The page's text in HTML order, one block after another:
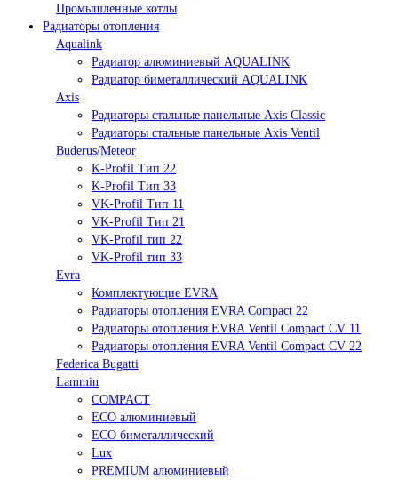
Промышленные котлы
Радиаторы отопления
Aqualink
Радиатор алюминиевый AQUALINK
Радиатор биметаллический AQUALINK
Axis
Радиаторы стальные панельные Axis Classic
Радиаторы стальные панельные Axis Ventil
Buderus/Meteor
K-Profil Тип 22
K-Profil Тип 33
VK-Profil Тип 11
VK-Profil Тип 21
VK-Profil тип 22
VK-Profil тип 33
Evra
Комплектующие EVRA
Радиаторы отопления EVRA Compact 22
Радиаторы отопления EVRA Ventil Compact CV 11
Радиаторы отопления EVRA Ventil Compact CV 22
Federica Bugatti
Lammin
COMPACT
ECO алюминиевый
ECO биметаллический
Lux
PREMIUM алюминиевый